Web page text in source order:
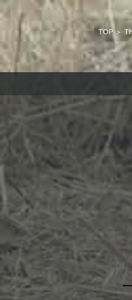
TOP ＞